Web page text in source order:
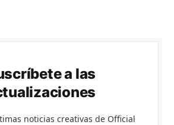
a las
noticias creativas de Official